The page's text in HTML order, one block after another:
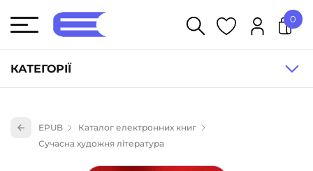
КАТЕГОРІЇ
Книги для дітей (836)
0
EPUB
Каталог електронних книг
Сучасна художня література